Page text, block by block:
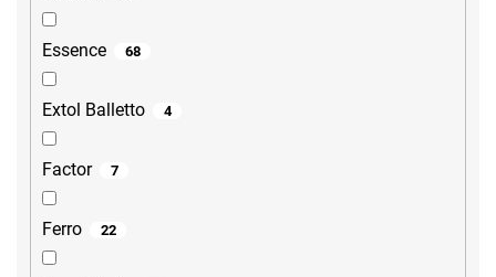
Essence 68
Extol Balletto 4
Factor 7
Ferro 22